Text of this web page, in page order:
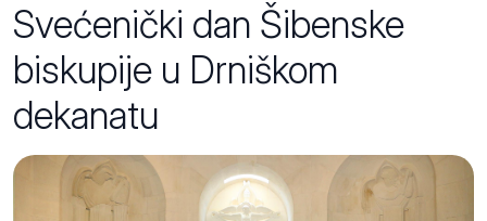
Svećenički dan Šibenske
biskupije u Drniškom
dekanatu